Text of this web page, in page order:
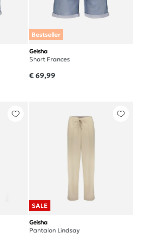
Bestseller
Geisha
Short Frances
€ 69,99
SALE
Geisha
Pantalon Lindsay